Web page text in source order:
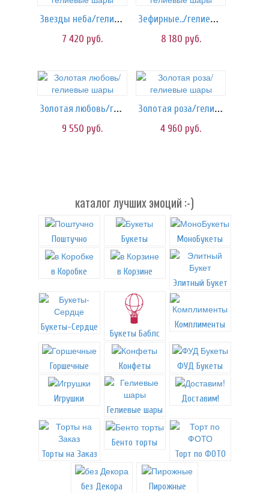
Звезды неба/гелиевые шары
7 420 руб.
Зефирные../гелиевые шары
8 180 руб.
Золотая любовь/гелиевые шары
9 550 руб.
Золотая роза/гелиевые шары
4 960 руб.
каталог лучших эмоций :-)
Поштучно Букеты МоноБукеты
в Коробке
в Корзине
Элитный Букет
Букеты-Сердце
Букеты Баблс
Комплименты
Горшечные Конфеты ФУД Букеты
Игрушки
Гелиевые шары
Доставим!
Торты на Заказ
Бенто торты
Торт по ФОТО
без Декора Пирожные